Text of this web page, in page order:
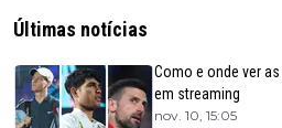
Últimas notícias
Como e onde ver
em streaming
nov. 10, 15:05